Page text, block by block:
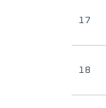
17
18